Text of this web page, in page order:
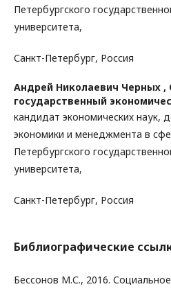
Петербургского
университета,
Санкт-Петербург, Россия
Андрей Николаевич Черных ,
государственный
кандидат экономических наук,
экономики и менеджмента в
Петербургского
университета,
Санкт-Петербург, Россия
Библиографические
Бессонов М.С., 2016.